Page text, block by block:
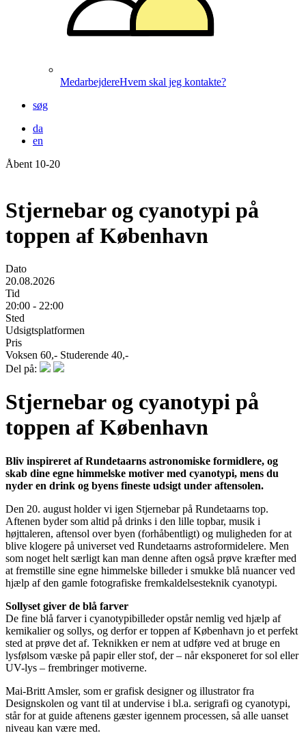
MedarbejdereHvem skal jeg kontakte?
søg
da
en
Åbent 10-20
Stjernebar og cyanotypi på
toppen af København
Dato
20.08.2026
Tid
20:00 - 22:00
Sted
Udsigtsplatformen
Pris
Voksen 60,- Studerende 40,-
Del på:
Stjernebar og cyanotypi på
toppen af København
Bliv inspireret af Rundetaarns astronomiske formidlere, og
skab dine egne himmelske motiver med cyanotypi, mens du
nyder en drink og byens fineste udsigt under aftensolen.
Den 20. august holder vi igen Stjernebar på Rundetaarns top.
Aftenen byder som altid på drinks i den lille topbar, musik i
højttaleren, aftensol over byen (forhåbentligt) og muligheden for at
blive klogere på universet ved Rundetaarns astroformidelere. Men
som noget helt særligt kan man denne aften også prøve kræfter med
at fremstille sine egne himmelske billeder i smukke blå nuancer ved
hjælp af den gamle fotografiske fremkaldelsesteknik cyanotypi.
Sollyset giver de blå farver
De fine blå farver i cyanotypibilleder opstår nemlig ved hjælp af
kemikalier og sollys, og derfor er toppen af København jo et perfekt
sted at prøve det af. Teknikken er nem at udføre ved at bruge en
lysfølsom væske på papir eller stof, der – når eksponeret for sol eller
UV-lys – frembringer motiverne.
Mai-Britt Amsler, som er grafisk designer og illustrator fra
Designskolen og vant til at undervise i bl.a. serigrafi og cyanotypi,
står for at guide aftenens gæster igennem processen, så alle uanset
niveau kan være med.